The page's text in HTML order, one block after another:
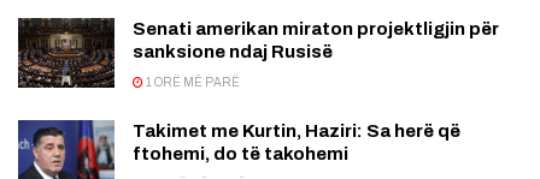
Senati amerikan miraton projektligjin për
sanksione ndaj Rusisë
1 ORË MË PARË
Takimet me Kurtin, Haziri: Sa herë që
ftohemi, do të takohemi